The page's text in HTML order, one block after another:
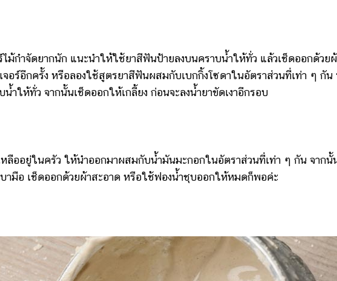
ำจัดยากนัก แนะนำให้ใช้ยาสีฟันป้ายลงบนคราบน้ำให้ทั่ว แล้วเช็ดออกด้วย
อร์อีกครั้ง หรือลองใช้สูตรยาสีฟันผสมกับเบกกิ้งโซดาในอัตราส่วนที่เท่า ๆ กัน
ำให้ทั่ว จากนั้นเช็ดออกให้เกลี้ยง ก่อนจะลงน้ำยาขัดเงาอีกรอบ
ยู่ในครัว ให้นำออกมาผสมกับน้ำมันมะกอกในอัตราส่วนที่เท่า ๆ กัน จากนั้
บามือ เช็ดออกด้วยผ้าสะอาด หรือใช้ฟองน้ำชุบออกให้หมดก็พอค่ะ